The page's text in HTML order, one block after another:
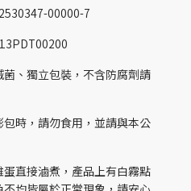
00000-7
、獨立包裝，不含防腐劑請
時，請勿食用，並請與本公
直接滷煮，產品上有白霧點